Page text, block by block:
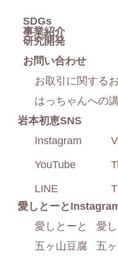
事業紹介
研究開発
SDGs
お問い合わせ
お取引に関する
はっちゃんへの
岩本初恵SNS
Instagram
YouTube
LINE
愛しとーと
愛しとーと
愛
五ヶ山豆腐
五